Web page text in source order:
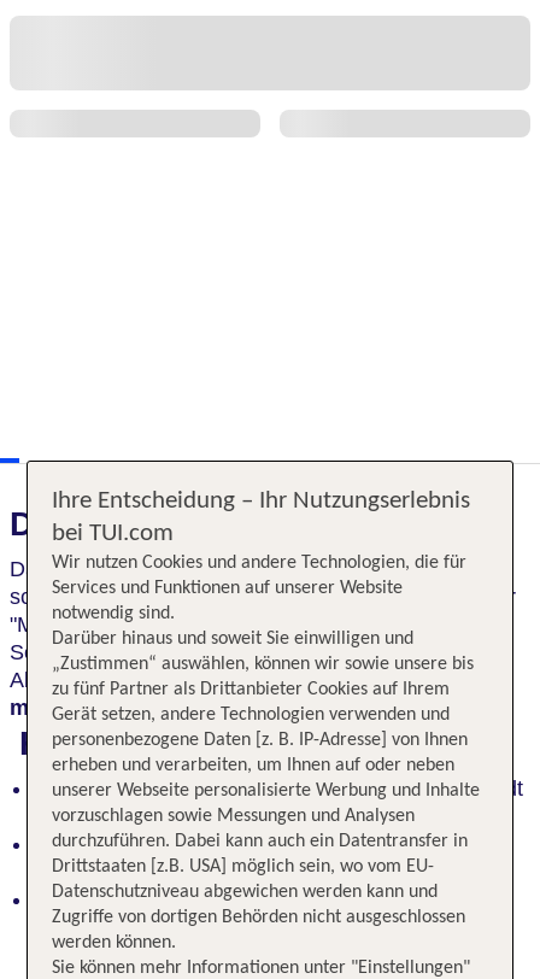
Das erwartet Sie
Das Hotel ist idealer Ausgangspunkt, um diese
schöneHansestadt– auch"Tor zum Norden"
oder
"Mutter der Hanse" genannt – mit ihren vielen
Sehenswürdigkeiten ausgiebig zu erkunden.
Absolutes "Muß" ist ein Spaziergang durch die
malerische Altstadt.
Highlights
Idealer Ausgangspunkt, um die schöne Hansestadt
zu erkunden
Malerische Altstadt – ein absolutes "Muß" für
Spaziergänge
Nahe Restaurants, Geschäften und zu Fuß
erreichbaren Sehenswürdikgeiten
Ihre Entscheidung – Ihr Nutzungserlebnis
bei TUI.com
Wir nutzen Cookies und andere Technologien, die für
Services und Funktionen auf unserer Website
notwendig sind.
Darüber hinaus und soweit Sie einwilligen und
„Zustimmen“ auswählen, können wir sowie unsere bis
zu fünf Partner als Drittanbieter Cookies auf Ihrem
Gerät setzen, andere Technologien verwenden und
personenbezogene Daten [z. B. IP-Adresse] von Ihnen
erheben und verarbeiten, um Ihnen auf oder neben
unserer Webseite personalisierte Werbung und Inhalte
vorzuschlagen sowie Messungen und Analysen
durchzuführen. Dabei kann auch ein Datentransfer in
Drittstaaten [z.B. USA] möglich sein, wo vom EU-
Datenschutzniveau abgewichen werden kann und
Zugriffe von dortigen Behörden nicht ausgeschlossen
werden können.
Sie können mehr Informationen unter "Einstellungen"